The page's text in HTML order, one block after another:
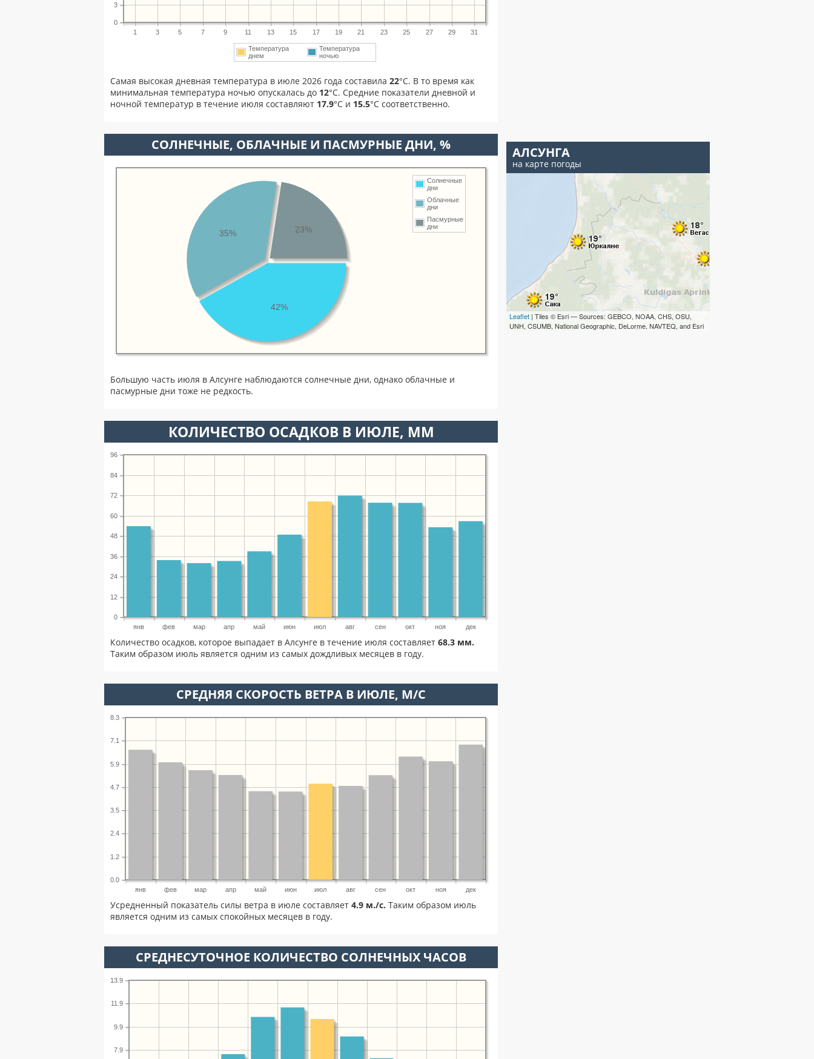
1 3 5 7 9 11 13 15 17 19 21 23 25 27 29 31
0
3
Температура
днем
Температура
ночью
Самая высокая дневная температура в июле 2026 года составила 22°С. В то время как
минимальная температура ночью опускалась до 12°C. Средние показатели дневной и
ночной температур в течение июля составляют 17.9°С и 15.5°С соответственно.
CОЛНЕЧНЫЕ, ОБЛАЧНЫЕ И ПАСМУРНЫЕ ДНИ, %
Солнечные
дни
Облачные
дни
Пасмурные
дни
42%
35% 23%
Большую часть июля в Алсунге наблюдаются солнечные дни, однако облачные и
пасмурные дни тоже не редкость.
КОЛИЧЕСТВО ОСАДКОВ В ИЮЛЕ, ММ
янв фев мар апр май июн июл авг сен окт ноя дек
0
12
24
36
48
60
72
84
96
Количество осадков, которое выпадает в Алсунге в течение июля составляет 68.3 мм.
Таким образом июль является одним из самых дождливых месяцев в году.
СРЕДНЯЯ СКОРОСТЬ ВЕТРА В ИЮЛЕ, М/С
янв фев мар апр май июн июл авг сен окт ноя дек
0.0
1.2
2.4
3.5
4.7
5.9
7.1
8.3
Усредненный показатель силы ветра в июле составляет 4.9 м./с. Таким образом июль
является одним из самых спокойных месяцев в году.
СРЕДНЕСУТОЧНОЕ КОЛИЧЕСТВО СОЛНЕЧНЫХ ЧАСОВ
7.9
9.9
11.9
13.9
АЛСУНГА
на карте погоды
Leaflet | Tiles © Esri — Sources: GEBCO, NOAA, CHS, OSU,
UNH, CSUMB, National Geographic, DeLorme, NAVTEQ, and Esri